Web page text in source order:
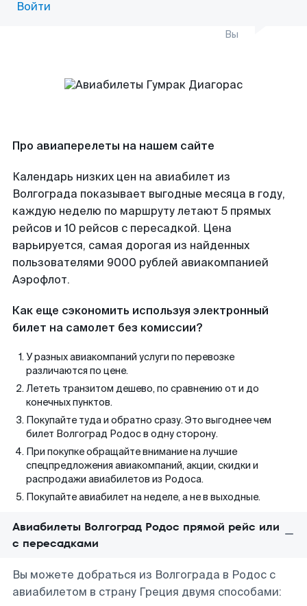
Войти
Вы
Про авиаперелеты на нашем сайте
Календарь низких цен на авиабилет из
Волгограда показывает выгодные месяца в году,
каждую неделю по маршруту летают 5 прямых
рейсов и 10 рейсов с пересадкой. Цена
варьируется, самая дорогая из найденных
пользователями 9000 рублей авиакомпанией
Аэрофлот.
Как еще сэкономить используя электронный
билет на самолет без комиссии?
У разных авиакомпаний услуги по перевозке
различаются по цене.
Лететь транзитом дешево, по сравнению от и до
конечных пунктов.
Покупайте туда и обратно сразу. Это выгоднее чем
билет Волгоград Родос в одну сторону.
При покупке обращайте внимание на лучшие
спецпредложения авиакомпаний, акции, скидки и
распродажи авиабилетов из Родоса.
Покупайте авиабилет на неделе, а не в выходные.
Авиабилеты Волгоград Родос прямой рейс или
с пересадками
Вы можете добраться из Волгограда в Родос с
авиабилетом в страну Греция двумя способами: